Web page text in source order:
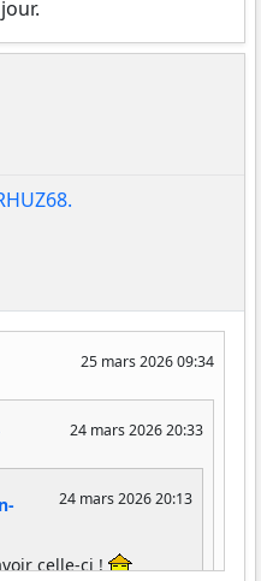
25 mars 2026 09:34
24 mars 2026 20:33
24 mars 2026 20:13
celle-ci !